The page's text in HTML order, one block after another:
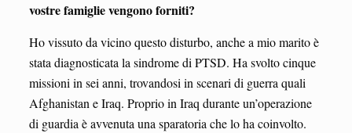
vostre famiglie vengono forniti?
Ho vissuto da vicino questo disturbo, anche a mio marito è
stata diagnosticata la sindrome di PTSD. Ha svolto cinque
missioni in sei anni, trovandosi in scenari di guerra quali
Afghanistan e Iraq. Proprio in Iraq durante un’operazione
di guardia è avvenuta una sparatoria che lo ha coinvolto.